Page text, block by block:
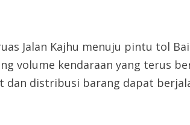
Jalan Kajhu menuju pintu tol
volume kendaraan yang terus
distribusi barang dapat